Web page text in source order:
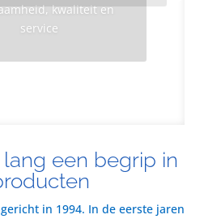
kwaliteit en
service
een begrip in
in 1994. In de eerste jaren